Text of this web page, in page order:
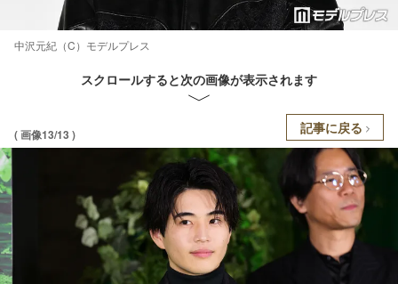
中沢元紀（C）モデルプレス
スクロールすると次の画像が表示されます
( 画像13/13 ) 記事に戻る